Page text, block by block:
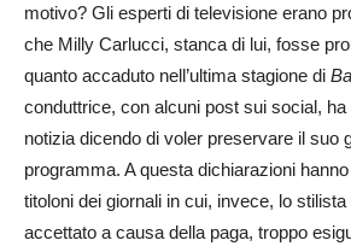
motivo? Gli esperti di televisione erano
che Milly Carlucci, stanca di lui, fosse
quanto accaduto nell’ultima stagione di
conduttrice, con alcuni post sui social,
notizia dicendo di voler preservare il suo
programma. A questa dichiarazioni
titoloni dei giornali in cui, invece, lo
accettato a causa della paga, troppo